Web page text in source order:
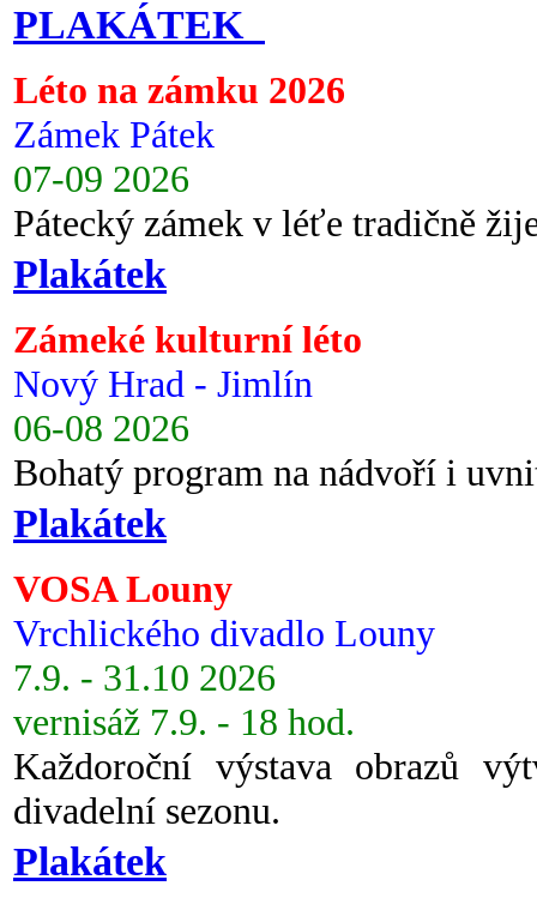
PLAKÁTEK
Léto na zámku 2026
Zámek Pátek
07-09 2026
Pátecký zámek v léťe tradičně
Plakátek
Zámeké kulturní léto
Nový Hrad - Jimlín
06-08 2026
Bohatý program na nádvoří i
Plakátek
VOSA Louny
Vrchlického divadlo Louny
7.9. - 31.10 2026
vernisáž 7.9. - 18 hod.
Každoroční výstava obrazů
divadelní sezonu.
Plakátek